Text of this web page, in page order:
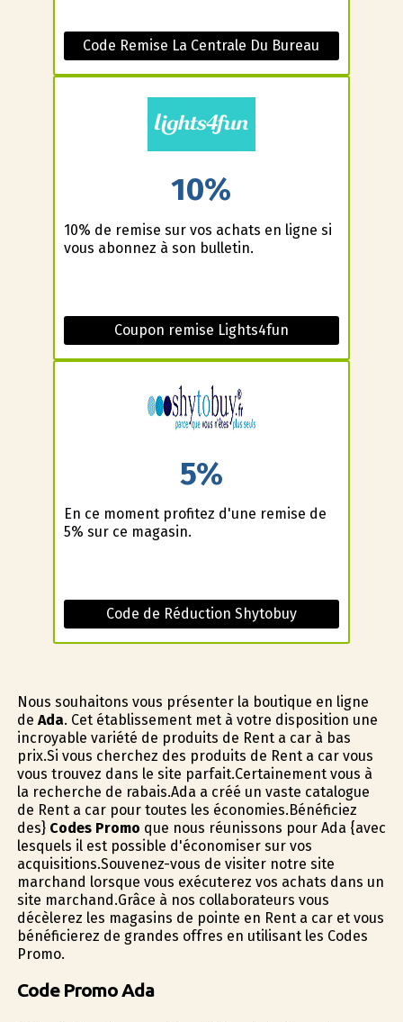
Code Remise La Centrale Du Bureau
10%
10% de remise sur vos achats en ligne si
vous abonnez à son bulletin.
Coupon remise Lights4fun
5%
En ce moment profitez d'une remise de
5% sur ce magasin.
Code de Réduction Shytobuy
Nous souhaitons vous présenter la boutique en ligne
de Ada. Cet établissement met à votre disposition une
incroyable variété de produits de Rent a car à bas
prix.Si vous cherchez des produits de Rent a car vous
vous trouvez dans le site parfait.Certainement vous à
la recherche de rabais.Ada a créé un vaste catalogue
de Rent a car pour toutes les économies.Bénéficiez
des} Codes Promo que nous réunissons pour Ada {avec
lesquels il est possible d'économiser sur vos
acquisitions.Souvenez-vous de visiter notre site
marchand lorsque vous exécuterez vos achats dans un
site marchand.Grâce à nos collaborateurs vous
décèlerez les magasins de pointe en Rent a car et vous
bénéficierez de grandes offres en utilisant les Codes
Promo.
Code Promo Ada